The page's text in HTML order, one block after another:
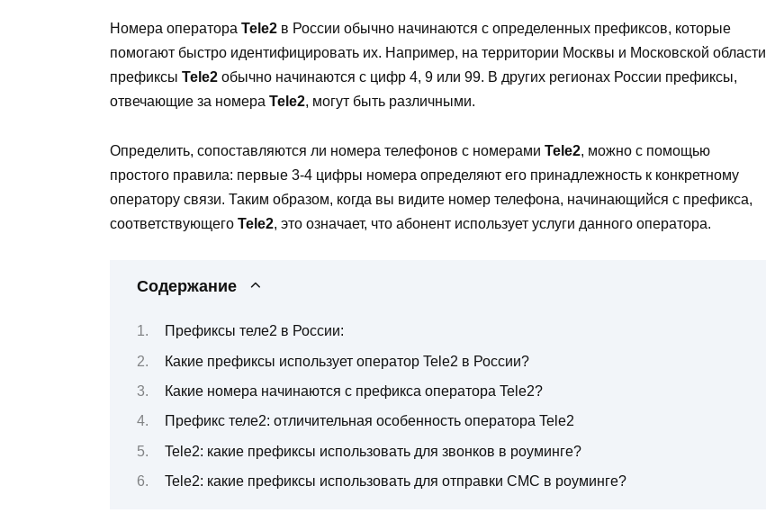
Номера оператора Tele2 в России обычно начинаются с определенных префиксов, которые
помогают быстро идентифицировать их. Например, на территории Москвы и Московской области
префиксы Tele2 обычно начинаются с цифр 4, 9 или 99. В других регионах России префиксы,
отвечающие за номера Tele2, могут быть различными.
Определить, сопоставляются ли номера телефонов с номерами Tele2, можно с помощью
простого правила: первые 3-4 цифры номера определяют его принадлежность к конкретному
оператору связи. Таким образом, когда вы видите номер телефона, начинающийся с префикса,
соответствующего Tele2, это означает, что абонент использует услуги данного оператора.
Содержание
Префиксы теле2 в России:
Какие префиксы использует оператор Tele2 в России?
Какие номера начинаются с префикса оператора Tele2?
Префикс теле2: отличительная особенность оператора Tele2
Tele2: какие префиксы использовать для звонков в роуминге?
Tele2: какие префиксы использовать для отправки СМС в роуминге?